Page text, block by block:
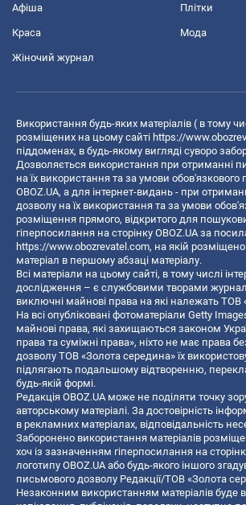
Афіша Плітки
Краса Мода
Жіночий журнал
Використання будь-яких матеріалів ( в тому
розміщених на цьому сайті https://
піддоменах, в будь-якому вигляді суворо
Дозволяється використання при отриманні
на їх використання та за умови
OBOZ.UA, а для інтернет-видань - при
дозволу на їх використання та за умови
розміщення прямого, відкритого для
гіперпосилання на сторінку OBOZ.UA за
https://www.obozrevatel.com, на якій
матеріал в першому абзаці матеріалу.
Всі матеріали на цьому сайті, в тому числі
дослідження – є службовими творами
виключні майнові права на які належать ТОВ
На всі опубліковані фотоматеріали Getty
майнові права, які захищаються законом
права та суміжні права», ніхто не має права
дозволу ТОВ «Золота середина» їх
підлягають подальшому відтворенню,
будь-якій формі.
Редакція OBOZ.UA може не поділяти точку
авторському матеріалі. За достовірність
в рекламних матеріалах, відповідальність
Заборонено використання матеріалів
хоч із зазначенням гіперпосилання на
логотипу OBOZ.UA або будь-якого іншого
письмового дозволу Редакції/ТОВ «Золота
Незаконним використанням матеріалів буде